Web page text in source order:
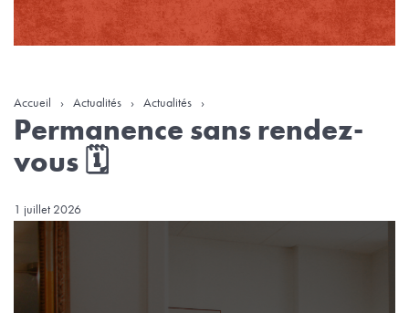
Accueil › Actualités › Actualités ›
Permanence sans rendez-
vous 🗓
1 juillet 2026